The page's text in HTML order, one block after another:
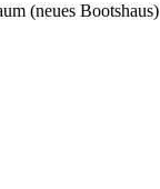
(neues Bootshaus)